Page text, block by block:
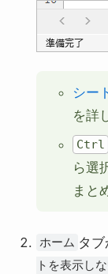
シー
を詳
Ctrl
ら選
まと
ホーム タブ
トを表示し